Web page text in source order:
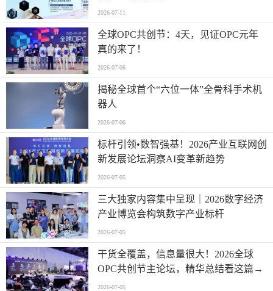
2026-07-11
全球OPC共创节：4天，见证OPC元年
真的来了！
2026-07-06
揭秘全球首个“六位一体”全骨科手术机
器人
2026-07-06
标杆引领•数智强基！2026产业互联网创
新发展论坛洞察AI变革新趋势
2026-07-05
三大独家内容集中呈现｜2026数字经济
产业博览会构筑数字产业标杆
2026-07-05
干货全覆盖，信息量很大！2026全球
OPC共创节主论坛，精华总结看这篇→
2026-07-05